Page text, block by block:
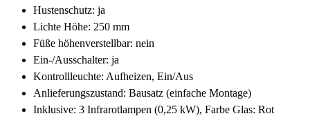
Hustenschutz: ja
Lichte Höhe: 250 mm
Füße höhenverstellbar: nein
Ein-/Ausschalter: ja
Kontrollleuchte: Aufheizen, Ein/Aus
Anlieferungszustand: Bausatz (einfache Montage)
Inklusive: 3 Infrarotlampen (0,25 kW), Farbe Glas: Rot